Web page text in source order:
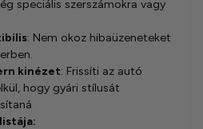
speciális szerszámokra vagy
: Nem okoz hibaüzeneteket
kinézet: Frissíti az autó
hogy gyári stílusát